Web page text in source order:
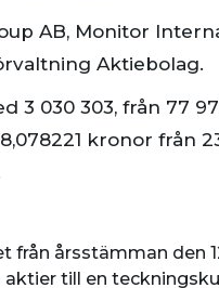
AB, Monitor
Aktiebolag.
030 303, från 77
kronor från
från årsstämman den
till en